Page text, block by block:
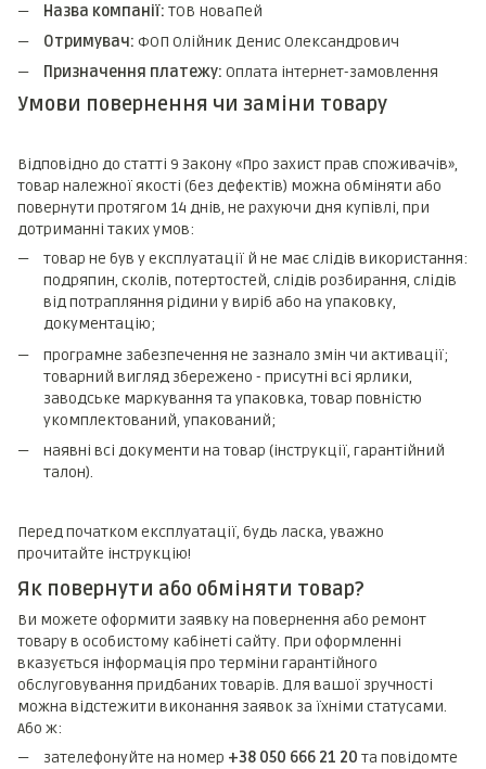
Назва компанії: ТОВ НоваПей
Отримувач: ФОП Олійник Денис Олександрович
Призначення платежу: Оплата інтернет-замовлення
Умови повернення чи заміни товару
Відповідно до статті 9 Закону «Про захист прав споживачів»,
товар належної якості (без дефектів) можна обміняти або
повернути протягом 14 днів, не рахуючи дня купівлі, при
дотриманні таких умов:
товар не був у експлуатації й не має слідів використання:
подряпин, сколів, потертостей, слідів розбирання, слідів
від потрапляння рідини у виріб або на упаковку,
документацію;
програмне забезпечення не зазнало змін чи активації;
товарний вигляд збережено - присутні всі ярлики,
заводське маркування та упаковка, товар повністю
укомплектований, упакований;
наявні всі документи на товар (інструкції, гарантійний
талон).
Перед початком експлуатації, будь ласка, уважно
прочитайте інструкцію!
Як повернути або обміняти товар?
Ви можете оформити заявку на повернення або ремонт
товару в особистому кабінеті сайту. При оформленні
вказується інформація про терміни гарантійного
обслуговування придбаних товарів. Для вашої зручності
можна відстежити виконання заявок за їхніми статусами.
Або ж:
зателефонуйте на номер +38 050 666 21 20 та повідомте